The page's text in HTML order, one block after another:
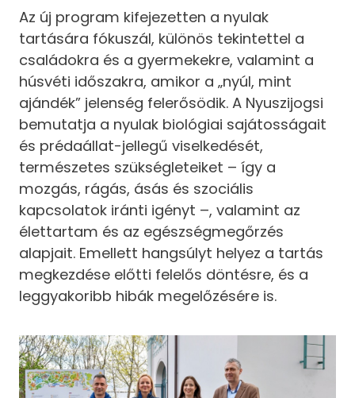
Az új program kifejezetten a nyulak
tartására fókuszál, különös tekintettel a
családokra és a gyermekekre, valamint a
húsvéti időszakra, amikor a „nyúl, mint
ajándék” jelenség felerősödik. A Nyuszijogsi
bemutatja a nyulak biológiai sajátosságait
és prédaállat-jellegű viselkedését,
természetes szükségleteiket – így a
mozgás, rágás, ásás és szociális
kapcsolatok iránti igényt –, valamint az
élettartam és az egészségmegőrzés
alapjait. Emellett hangsúlyt helyez a tartás
megkezdése előtti felelős döntésre, és a
leggyakoribb hibák megelőzésére is.